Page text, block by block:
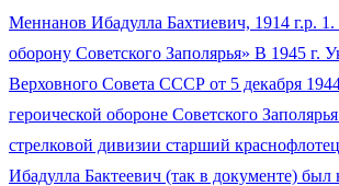
Меннанов Ибадулла Бахтиевич, 1914 г.р.
оборону Советского Заполярья» В 1945 г.
Верховного Совета СССР от 5 декабря 1944
героической обороне Советского
стрелковой дивизии старший
Ибадулла Бактеевич (так в документе) был